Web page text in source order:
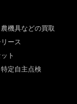
機具などの買取
ース
ト
定自主点検